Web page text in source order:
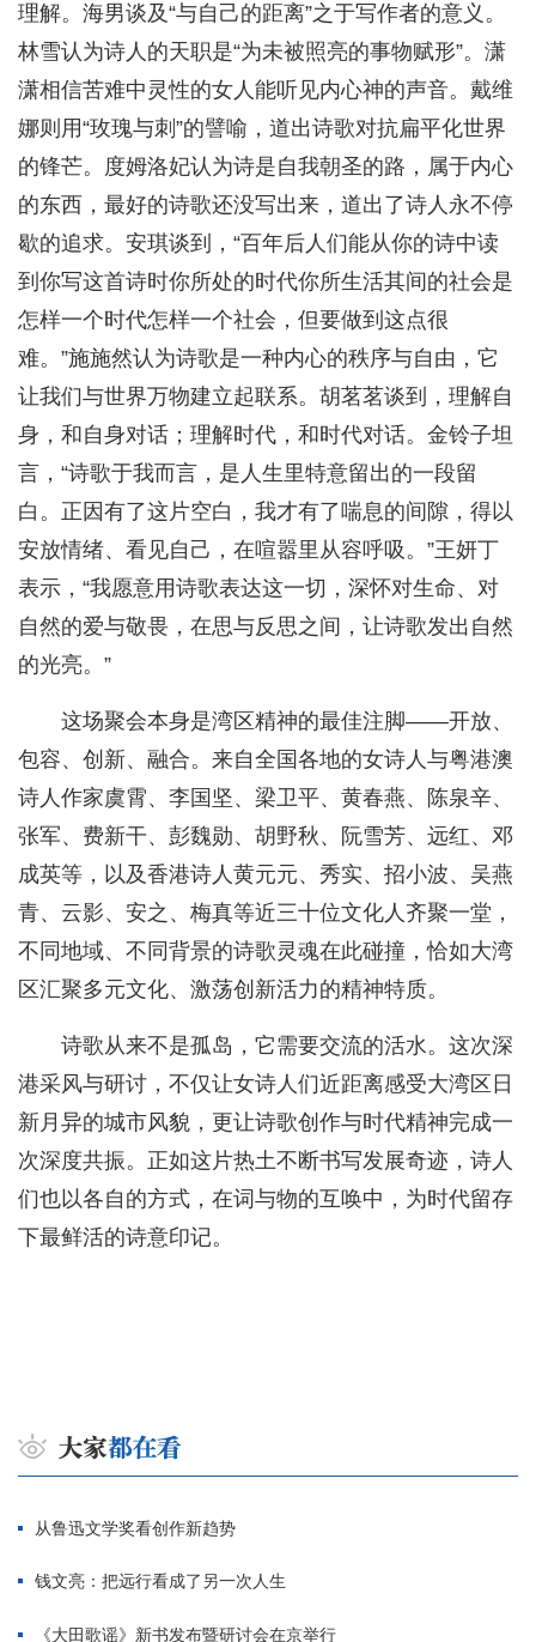
理解。海男谈及“与自己的距离”之于写作者的意义。
林雪认为诗人的天职是“为未被照亮的事物赋形”。潇
潇相信苦难中灵性的女人能听见内心神的声音。戴维
娜则用“玫瑰与刺”的譬喻，道出诗歌对抗扁平化世界
的锋芒。度姆洛妃认为诗是自我朝圣的路，属于内心
的东西，最好的诗歌还没写出来，道出了诗人永不停
歇的追求。安琪谈到，“百年后人们能从你的诗中读
到你写这首诗时你所处的时代你所生活其间的社会是
怎样一个时代怎样一个社会，但要做到这点很
难。”施施然认为诗歌是一种内心的秩序与自由，它
让我们与世界万物建立起联系。胡茗茗谈到，理解自
身，和自身对话；理解时代，和时代对话。金铃子坦
言，“诗歌于我而言，是人生里特意留出的一段留
白。正因有了这片空白，我才有了喘息的间隙，得以
安放情绪、看见自己，在喧嚣里从容呼吸。”王妍丁
表示，“我愿意用诗歌表达这一切，深怀对生命、对
自然的爱与敬畏，在思与反思之间，让诗歌发出自然
的光亮。”
这场聚会本身是湾区精神的最佳注脚——开放、
包容、创新、融合。来自全国各地的女诗人与粤港澳
诗人作家虞霄、李国坚、梁卫平、黄春燕、陈泉辛、
张军、费新干、彭魏勋、胡野秋、阮雪芳、远红、邓
成英等，以及香港诗人黄元元、秀实、招小波、吴燕
青、云影、安之、梅真等近三十位文化人齐聚一堂，
不同地域、不同背景的诗歌灵魂在此碰撞，恰如大湾
区汇聚多元文化、激荡创新活力的精神特质。
诗歌从来不是孤岛，它需要交流的活水。这次深
港采风与研讨，不仅让女诗人们近距离感受大湾区日
新月异的城市风貌，更让诗歌创作与时代精神完成一
次深度共振。正如这片热土不断书写发展奇迹，诗人
们也以各自的方式，在词与物的互唤中，为时代留存
下最鲜活的诗意印记。
从鲁迅文学奖看创作新趋势
钱文亮：把远行看成了另一次人生
《大田歌谣》新书发布暨研讨会在京举行